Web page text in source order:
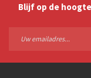
Blijf op de